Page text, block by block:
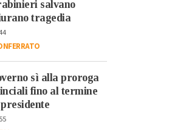
salvano
tragedia
sì alla proroga
fino al termine